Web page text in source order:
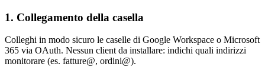
1. Collegamento della casella
Colleghi in modo sicuro le caselle di Google Workspace o Microsoft
365 via OAuth. Nessun client da installare: indichi quali indirizzi
monitorare (es. fatture@, ordini@).